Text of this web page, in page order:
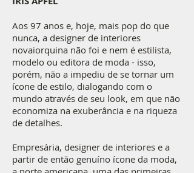
Aos 97 anos e, hoje, mais pop do que
nunca, a designer de interiores
novaiorquina não foi e nem é estilista,
modelo ou editora de moda - isso,
porém, não a impediu de se tornar um
ícone de estilo, dialogando com o
mundo através de seu look, em que não
economiza na exuberância e na riqueza
de detalhes.
Empresária, designer de interiores e a
partir de então genuíno ícone da moda,